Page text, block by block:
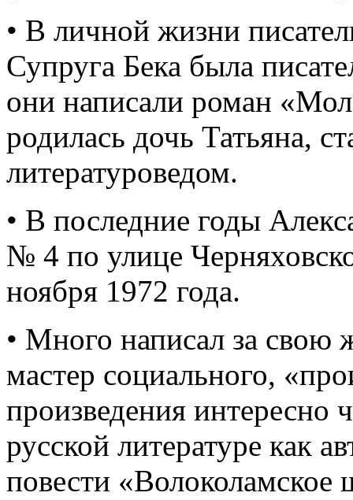
• В личной жизни
Супруга Бека была
они написали роман
родилась дочь Татьяна,
литературоведом.
• В последние годы
№ 4 по улице
ноября 1972 года.
• Много написал за свою
мастер социального,
произведения интересно
русской литературе как
повести «Волоколамское